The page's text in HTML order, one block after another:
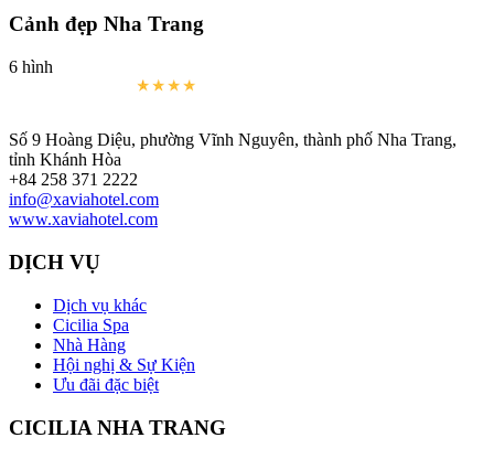
Cảnh đẹp Nha Trang
6 hình
Số 9 Hoàng Diệu, phường Vĩnh Nguyên, thành phố Nha Trang,
tỉnh Khánh Hòa
+84 258 371 2222
info@xaviahotel.com
www.xaviahotel.com
DỊCH VỤ
Dịch vụ khác
Cicilia Spa
Nhà Hàng
Hội nghị & Sự Kiện
Ưu đãi đặc biệt
CICILIA NHA TRANG